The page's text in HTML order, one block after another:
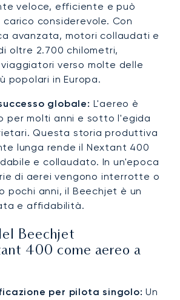
veloce, efficiente e può
considerevole. Con
avanzata, motori collaudati e
oltre 2.700 chilometri,
verso molte delle
popolari in Europa.
globale: L'aereo è
molti anni e sotto l'egida
Questa storia produttiva
lunga rende il Nextant 400
e collaudato. In un'epoca
di aerei vengono interrotte o
pochi anni, il Beechjet è un
e affidabilità.
Beechjet
400 come aereo a
per pilota singolo: Un